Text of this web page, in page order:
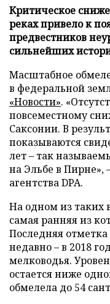
Критическое
реках привело к
предвестников
сильнейших
Масштабное
в федеральной
«Новости».
повсеместному
Саксонии. В
показываются
лет – так
на Эльбе в Пирне»,
агентства DPA.
На одном из таких
самая ранняя из
Последняя
недавно – в 2018
мелководья.
остается ниже
обмелела до 54